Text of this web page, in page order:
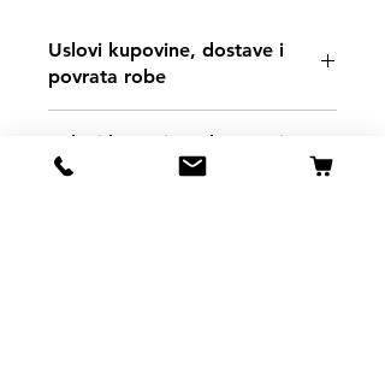
Uslovi kupovine, dostave i
povrata robe
Uslovi kupovine, dostave i
povrata robe